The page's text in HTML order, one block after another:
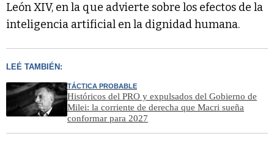
León XIV, en la que advierte sobre los efectos de la
inteligencia artificial en la dignidad humana.
LEÉ TAMBIÉN:
TÁCTICA PROBABLE
Históricos del PRO y expulsados del Gobierno de
Milei: la corriente de derecha que Macri sueña
conformar para 2027